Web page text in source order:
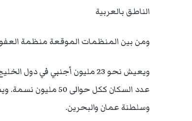
الناطق بالعربية
ومن بين المنظمات الموقعة منظمة العفو
عدد السكان ككل
وسلطنة عمان والبحرين.